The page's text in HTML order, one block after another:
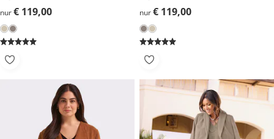
€ 119,00
nur€ 119,00
€ 119,00
nur€ 119,00